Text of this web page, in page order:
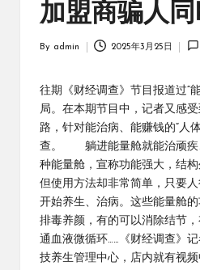
加盟商骗人
By admin 2025年3月25日
往期《财经调查》节目报道过“
局。在本期节目中，记者又感
路，针对能治病、能赚钱的“人
查。 躺进能量舱就能治顽疾
种能量舱，宣称功能强大，结构
但使用方法却非常简单，只要
开始养生、治病。这些能量舱
排毒养颜，有的可以消除结节，
通血液微循环……《财经调查》
技养生管理中心，店内就有视